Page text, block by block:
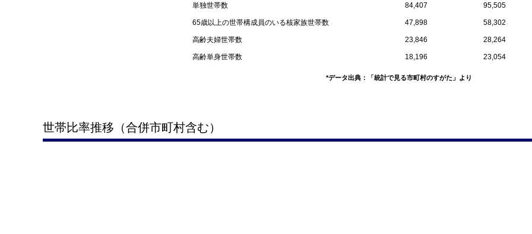
単独世帯数 84,407 95,505
65歳以上の世帯構成員のいる核家族世帯数 47,898 58,302
高齢夫婦世帯数 23,846 28,264
高齢単身世帯数 18,196 23,054
*データ出典：「統計で見る市町村のすがた」より
世帯比率推移（合併市町村含む）